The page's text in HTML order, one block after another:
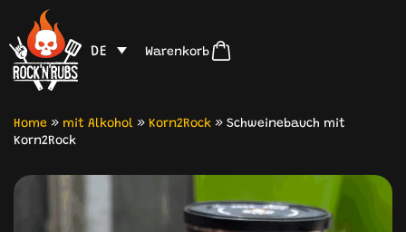
DE Warenkorb
Home » mit Alkohol » Korn2Rock » Schweinebauch mit
Korn2Rock